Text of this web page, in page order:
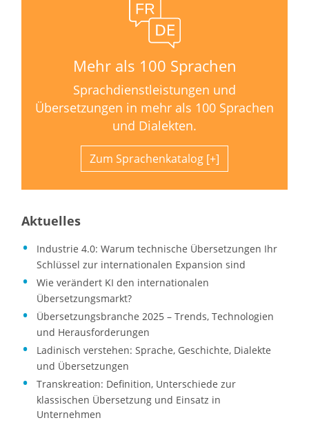
Mehr als 100 Sprachen
Sprachdienstleistungen und
Übersetzungen in mehr als 100 Sprachen
und Dialekten.
Zum Sprachenkatalog
Aktuelles
Industrie 4.0: Warum technische Übersetzungen Ihr
Schlüssel zur internationalen Expansion sind
Wie verändert KI den internationalen
Übersetzungsmarkt?
Übersetzungsbranche 2025 – Trends, Technologien
und Herausforderungen
Ladinisch verstehen: Sprache, Geschichte, Dialekte
und Übersetzungen
Transkreation: Definition, Unterschiede zur
klassischen Übersetzung und Einsatz in
Unternehmen